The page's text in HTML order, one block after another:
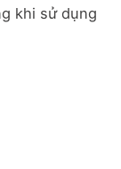
khi sử dụng